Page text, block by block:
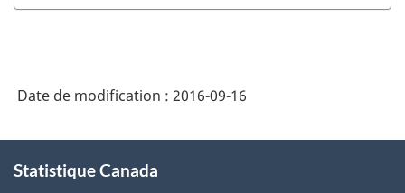
produits
l'Amérique
du
Date de modification : 2016-09-16
propos
Statistique Canada